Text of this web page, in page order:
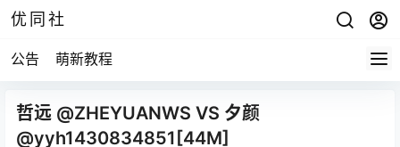
优同社
公告 萌新教程
哲远 @ZHEYUANWS VS 夕颜
@yyh1430834851[44M]